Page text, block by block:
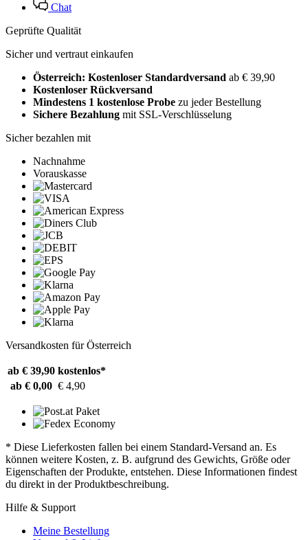
Chat
Geprüfte Qualität
Sicher und vertraut einkaufen
Österreich: Kostenloser Standardversand ab € 39,90
Kostenloser Rückversand
Mindestens 1 kostenlose Probe zu jeder Bestellung
Sichere Bezahlung mit SSL-Verschlüsselung
Sicher bezahlen mit
Nachnahme
Vorauskasse
Versandkosten für Österreich
ab € 39,90 kostenlos*
ab € 0,00 € 4,90
* Diese Lieferkosten fallen bei einem Standard-Versand an. Es
können weitere Kosten, z. B. aufgrund des Gewichts, Größe oder
Eigenschaften der Produkte, entstehen. Diese Informationen findest
du direkt in der Produktbeschreibung.
Hilfe & Support
Meine Bestellung